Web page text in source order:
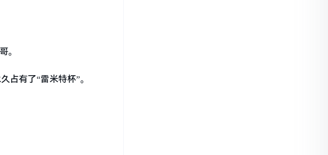
。
占有了“雷米特杯”。